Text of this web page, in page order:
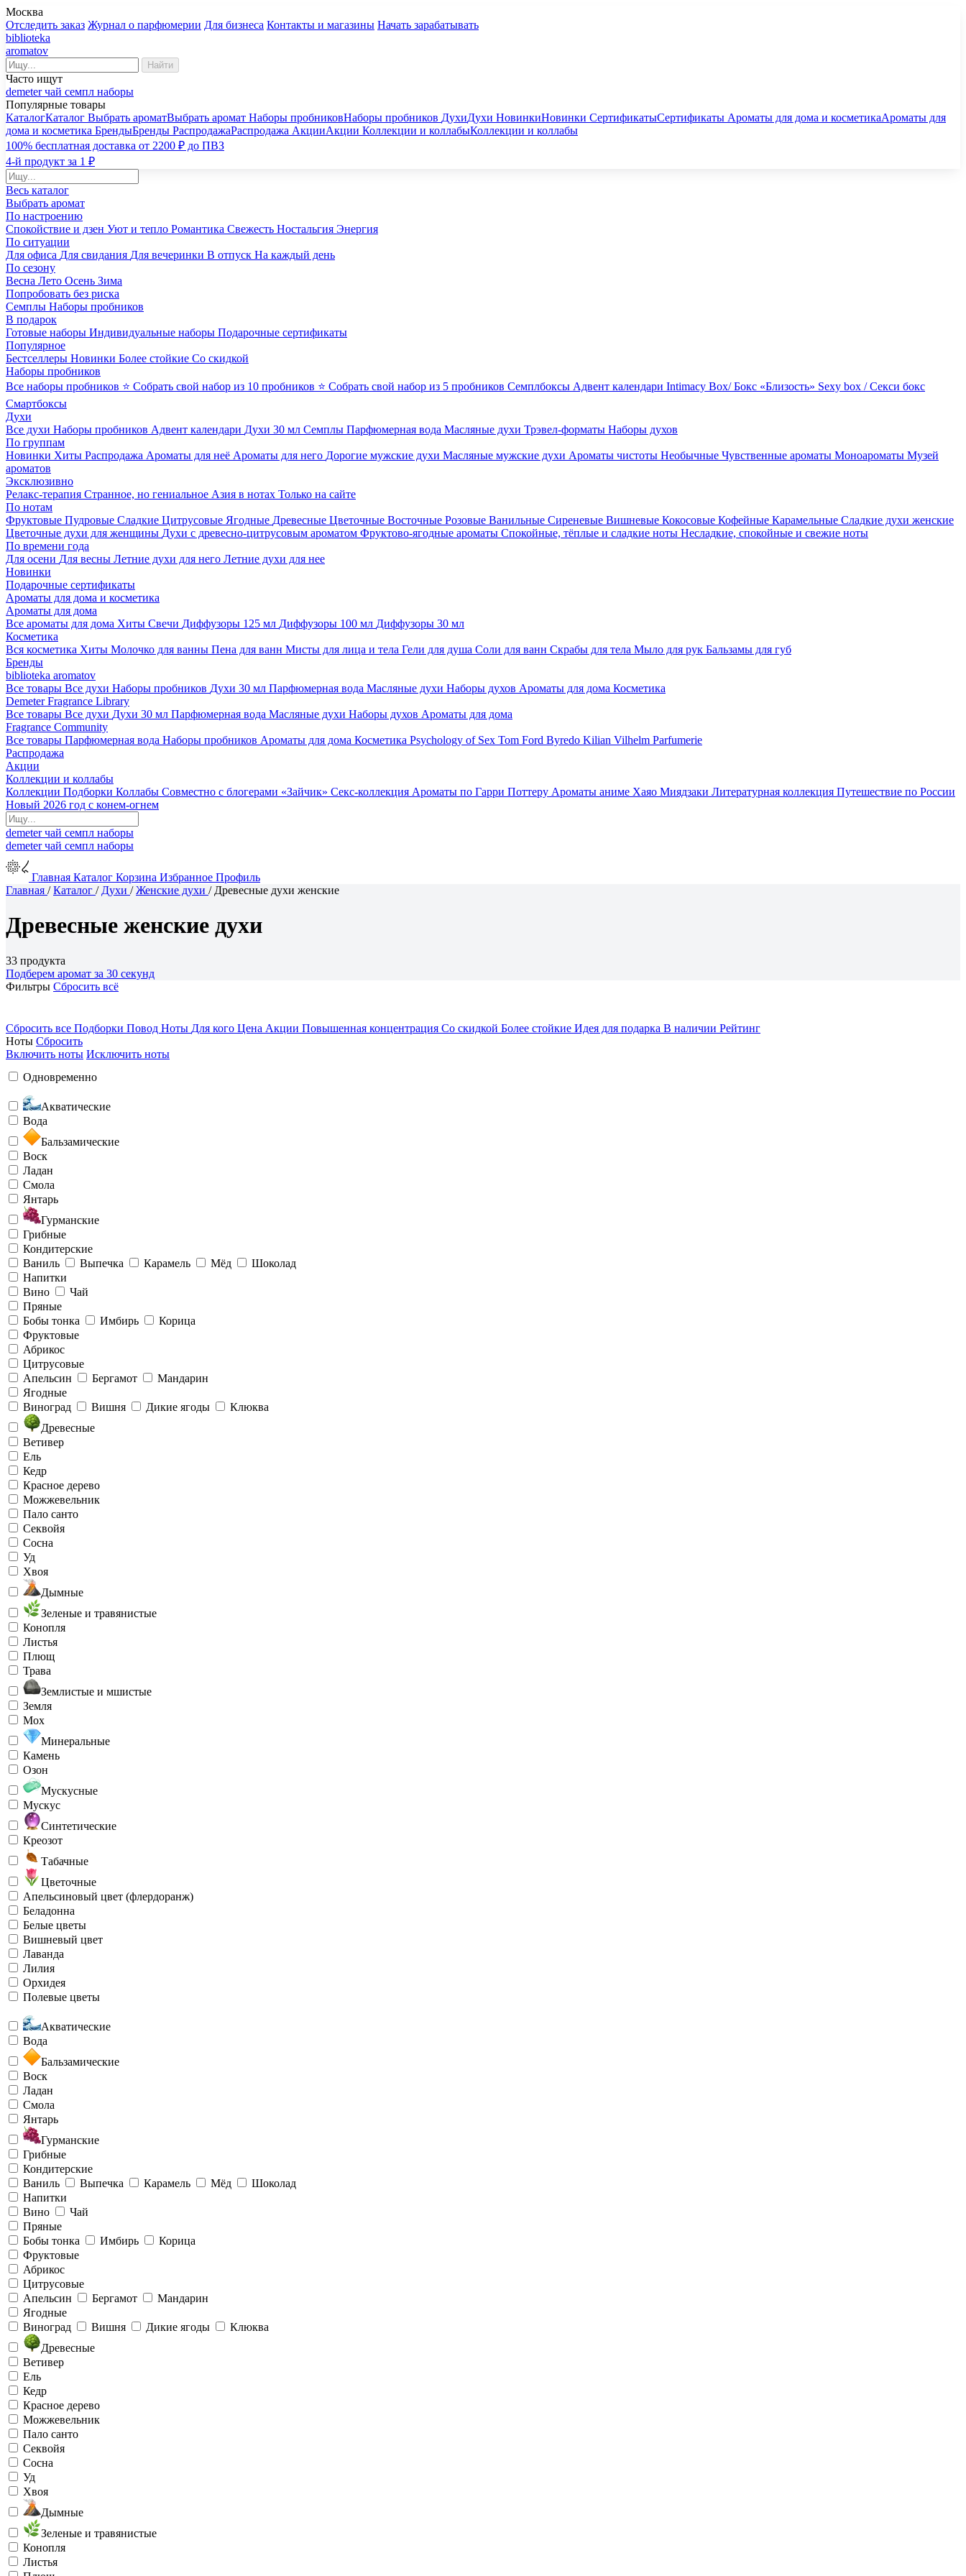
Москва
Отследить заказ Журнал о парфюмерии Для бизнеса Контакты и магазины Начать зарабатывать
biblioteka
aromatov
Найти
Часто ищут
demeterчай семпл наборы
Популярные товары
КаталогКаталог Выбрать ароматВыбрать аромат Наборы пробниковНаборы пробников ДухиДухи НовинкиНовинки СертификатыСертификаты Ароматы для дома и косметикаАроматы для
дома и косметика БрендыБренды РаспродажаРаспродажа АкцииАкции Коллекции и коллабыКоллекции и коллабы
100% бесплатная доставка от 2200 ₽ до ПВЗ
4-й продукт за 1 ₽
Весь каталог
Выбрать аромат
По настроению
Спокойствие и дзен Уют и тепло Романтика Свежесть Ностальгия Энергия
По ситуации
Для офиса Для свидания Для вечеринки В отпуск На каждый день
По сезону
Весна Лето Осень Зима
Попробовать без риска
Семплы Наборы пробников
В подарок
Готовые наборы Индивидуальные наборы Подарочные сертификаты
Популярное
Бестселлеры Новинки Более стойкие Со скидкой
Наборы пробников
Все наборы пробников ⭐ Собрать свой набор из 10 пробников ⭐ Собрать свой набор из 5 пробников Семплбоксы Адвент календари Intimacy Box/ Бокс «Близость» Sexy box / Секси бокс
Смартбоксы
Духи
Все духи Наборы пробников Адвент календари Духи 30 мл Семплы Парфюмерная вода Масляные духи Трэвел-форматы Наборы духов
По группам
Новинки Хиты Распродажа Ароматы для неё Ароматы для него Дорогие мужские духи Масляные мужские духи Ароматы чистоты Необычные Чувственные ароматы Моноароматы Музей
ароматов
Эксклюзивно
Релакс-терапия Странное, но гениальное Азия в нотах Только на сайте
По нотам
Фруктовые Пудровые Сладкие Цитрусовые Ягодные Древесные Цветочные Восточные Розовые Ванильные Сиреневые Вишневые Кокосовые Кофейные Карамельные Сладкие духи женские
Цветочные духи для женщины Духи с древесно-цитрусовым ароматом Фруктово-ягодные ароматы Спокойные, тёплые и сладкие ноты Несладкие, спокойные и свежие ноты
По времени года
Для осени Для весны Летние духи для него Летние духи для нее
Новинки
Подарочные сертификаты
Ароматы для дома и косметика
Ароматы для дома
Все ароматы для дома Хиты Свечи Диффузоры 125 мл Диффузоры 100 мл Диффузоры 30 мл
Косметика
Вся косметика Хиты Молочко для ванны Пена для ванн Мисты для лица и тела Гели для душа Соли для ванн Скрабы для тела Мыло для рук Бальзамы для губ
Бренды
biblioteka aromatov
Все товары Все духи Наборы пробников Духи 30 мл Парфюмерная вода Масляные духи Наборы духов Ароматы для дома Косметика
Demeter Fragrance Library
Все товары Все духи Духи 30 мл Парфюмерная вода Масляные духи Наборы духов Ароматы для дома
Fragrance Community
Все товары Парфюмерная вода Наборы пробников Ароматы для дома Косметика Psychology of Sex Tom Ford Byredo Kilian Vilhelm Parfumerie
Распродажа
Акции
Коллекции и коллабы
Коллекции Подборки Коллабы Совместно с блогерами «Зайчик» Секс-коллекция Ароматы по Гарри Поттеру Ароматы аниме Хаяо Миядзаки Литературная коллекция Путешествие по России
Новый 2026 год с конем-огнем
demeterчай семпл наборы
demeterчай семпл наборы
Главная Каталог Корзина Избранное Профиль
Главная /Каталог / Духи /Женские духи / Древесные духи женские
Древесные женские духи
33 продукта
Подберем аромат за 30 секунд
Фильтры Сбросить всё
Сбросить все Подборки Повод Ноты Для кого Цена Акции Повышенная концентрация Со скидкой Более стойкие Идея для подарка В наличии Рейтинг
Ноты Сбросить
Включить ноты Исключить ноты
Одновременно
Акватические
Вода
Бальзамические
Воск
Ладан
Смола
Янтарь
Гурманские
Грибные
Кондитерские
Ваниль
Выпечка Карамель Мёд
Шоколад
Напитки
Вино
Чай
Пряные
Бобы тонка
Имбирь
Корица
Фруктовые
Абрикос
Цитрусовые
Апельсин
Бергамот
Мандарин
Ягодные
Виноград
Вишня Дикие ягоды
Клюква
Древесные
Ветивер
Ель
Кедр
Красное дерево
Можжевельник
Пало санто
Секвойя
Сосна
Уд
Хвоя
Дымные
Зеленые и травянистые
Конопля
Листья
Плющ
Трава
Землистые и мшистые
Земля
Мох
Минеральные
Камень
Озон
Мускусные
Мускус
Синтетические
Креозот
Табачные
Цветочные
Апельсиновый цвет (флердоранж)
Беладонна
Белые цветы
Вишневый цвет
Лаванда
Лилия
Орхидея
Полевые цветы
Акватические
Вода
Бальзамические
Воск
Ладан
Смола
Янтарь
Гурманские
Грибные
Кондитерские
Ваниль
Выпечка Карамель Мёд
Шоколад
Напитки
Вино
Чай
Пряные
Бобы тонка
Имбирь
Корица
Фруктовые
Абрикос
Цитрусовые
Апельсин
Бергамот
Мандарин
Ягодные
Виноград
Вишня Дикие ягоды
Клюква
Древесные
Ветивер
Ель
Кедр
Красное дерево
Можжевельник
Пало санто
Секвойя
Сосна
Уд
Хвоя
Дымные
Зеленые и травянистые
Конопля
Листья